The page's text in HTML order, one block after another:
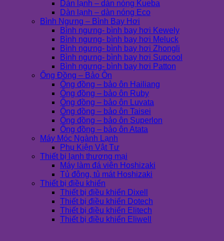
Dàn lạnh – dàn nóng Kueba
Dàn lạnh – dàn nóng Eco
Bình Ngưng – Bình Bay Hơi
Bình ngưng- bình bay hơi Kewely
Bình ngưng- bình bay hơi Meluck
Bình ngưng- bình bay hơi Zhongli
Bình ngưng- bình bay hơi Supcool
Bình ngưng- bình bay hơi Patton
Ống Đồng – Bảo Ôn
Ống đồng – bảo ôn Hailiang
Ống đồng – bảo ôn Ruby
Ống đồng – bảo ôn Luvata
Ống đồng – bảo ôn Taisei
Ống đồng – bảo ôn Superlon
Ống đồng – bảo ôn Atata
Máy Móc Ngành Lạnh
Phụ Kiện Vật Tư
Thiết bị lạnh thương mại
Máy làm đá viên Hoshizaki
Tủ đông, tủ mát Hoshizaki
Thiết bị điều khiển
Thiết bị điều khiển Dixell
Thiết bị điều khiển Dotech
Thiết bị điều khiển Elitech
Thiết bị điều khiển Eliwell